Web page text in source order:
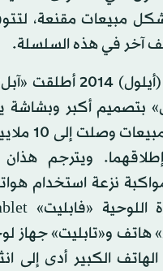
مبيعات مقنعة،
آخر في هذه السلسلة.
وفي سبتمبر (أيلول)
و5.5 بوصة
ويترجم هذان
نزعة استخدام
هاتف و«تابليت» جهاز
الكبير أدى إلى